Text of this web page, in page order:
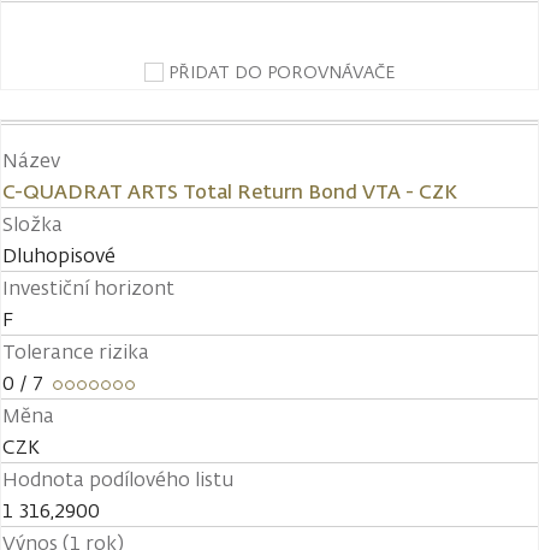
PŘIDAT DO POROVNÁVAČE
Název
C-QUADRAT ARTS Total Return Bond VTA - CZK
Složka
Dluhopisové
Investiční horizont
F
Tolerance rizika
0 / 7
Měna
CZK
Hodnota podílového listu
1 316,2900
Výnos (1 rok)